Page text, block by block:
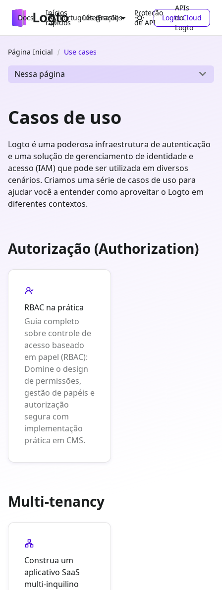
Docs
Inícios
rápidos
Integrações
Proteção
de API
APIs
do
Logto
Português (Brasil) Logto Cloud
Página Inicial Use cases
Nessa página
Casos de uso
Logto é uma poderosa infraestrutura de autenticação
e uma solução de gerenciamento de identidade e
acesso (IAM) que pode ser utilizada em diversos
cenários. Criamos uma série de casos de uso para
ajudar você a entender como aproveitar o Logto em
diferentes contextos.
Autorização (Authorization)
RBAC na prática
Guia completo
sobre controle de
acesso baseado
em papel (RBAC):
Domine o design
de permissões,
gestão de papéis e
autorização
segura com
implementação
prática em CMS.
Multi-tenancy
Construa um
aplicativo SaaS
multi-inquilino